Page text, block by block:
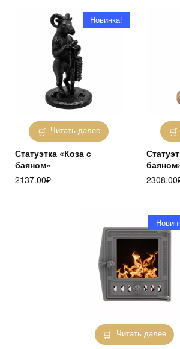
Читать далее
Новинка!
Статуэтка «Коза с
баяном»
2137.00₽
2308.00
Читать далее